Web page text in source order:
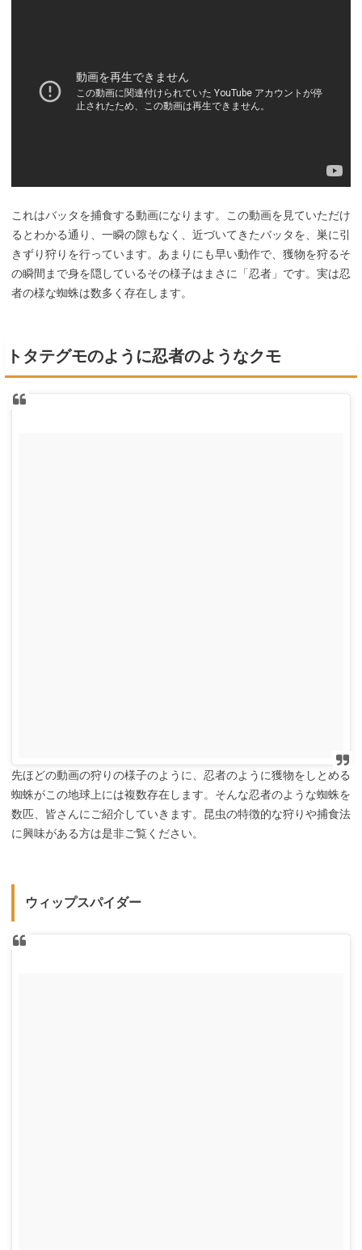
これはバッタを捕食する動画になります。この動画を見ていただけ
るとわかる通り、一瞬の隙もなく、近づいてきたバッタを、巣に引
きずり狩りを行っています。あまりにも早い動作で、獲物を狩るそ
の瞬間まで身を隠しているその様子はまさに「忍者」です。実は忍
者の様な蜘蛛は数多く存在します。
トタテグモのように忍者のようなクモ
先ほどの動画の狩りの様子のように、忍者のように獲物をしとめる
蜘蛛がこの地球上には複数存在します。そんな忍者のような蜘蛛を
数匹、皆さんにご紹介していきます。昆虫の特徴的な狩りや捕食法
に興味がある方は是非ご覧ください。
ウィップスパイダー